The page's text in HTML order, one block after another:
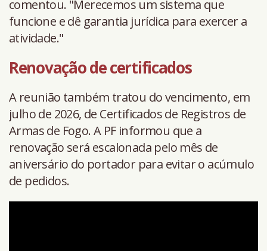
comentou. "Merecemos um sistema que
funcione e dê garantia jurídica para exercer a
atividade."
Renovação de certificados
A reunião também tratou do vencimento, em
julho de 2026, de Certificados de Registros de
Armas de Fogo. A PF informou que a
renovação será escalonada pelo mês de
aniversário do portador para evitar o acúmulo
de pedidos.